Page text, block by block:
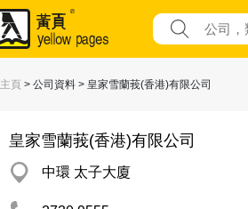
主頁 > 公司資料 > 皇家雪蘭莪(香港)有限公司
皇家雪蘭莪(香港)有限公司
中環 太子大廈